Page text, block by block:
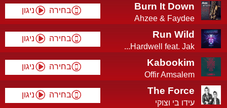
Burn It Down
Ahzee & Faydee
בחירה ניגון
Run Wild
Hardwell feat. Jak...
בחירה ניגון
Kabookim
Offir Amsalem
בחירה ניגון
The Force
עידו בי וצוקי
בחירה ניגון